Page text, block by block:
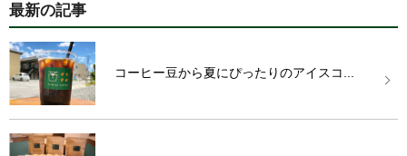
最新の記事
コーヒー豆から夏にぴったりのアイスコ...